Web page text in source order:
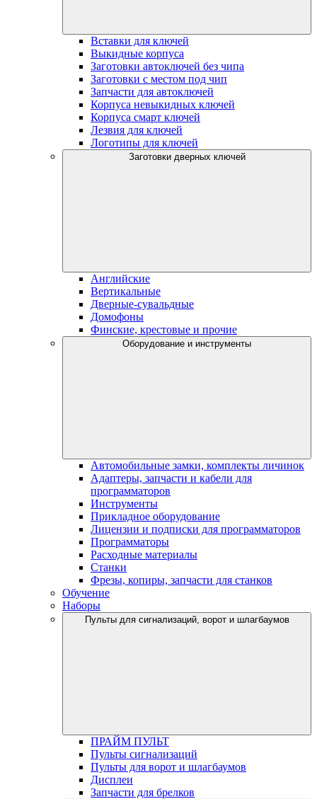
Вставки для ключей
Выкидные корпуса
Заготовки автоключей без чипа
Заготовки с местом под чип
Запчасти для автоключей
Корпуса невыкидных ключей
Корпуса смарт ключей
Лезвия для ключей
Логотипы для ключей
Заготовки дверных ключей
Английские
Вертикальные
Дверные-сувальдные
Домофоны
Финские, крестовые и прочие
Оборудование и инструменты
Автомобильные замки, комплекты личинок
Адаптеры, запчасти и кабели для
программаторов
Инструменты
Прикладное оборудование
Лицензии и подписки для программаторов
Программаторы
Расходные материалы
Станки
Фрезы, копиры, запчасти для станков
Обучение
Наборы
Пульты для сигнализаций, ворот и шлагбаумов
ПРАЙМ ПУЛЬТ
Пульты сигнализаций
Пульты для ворот и шлагбаумов
Дисплеи
Запчасти для брелков